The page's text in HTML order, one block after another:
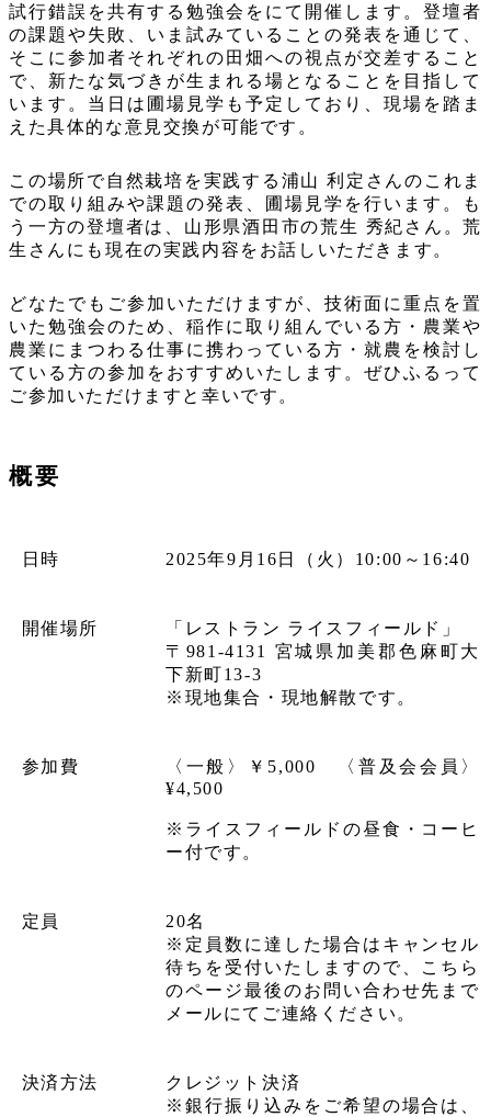
試行錯誤を共有する勉強会をにて開催します。登壇者
の課題や失敗、いま試みていることの発表を通じて、
そこに参加者それぞれの田畑への視点が交差すること
で、新たな気づきが生まれる場となることを目指して
います。当日は圃場見学も予定しており、現場を踏ま
えた具体的な意見交換が可能です。
この場所で自然栽培を実践する浦山 利定さんのこれま
での取り組みや課題の発表、圃場見学を行います。も
う一方の登壇者は、山形県酒田市の荒生 秀紀さん。荒
生さんにも現在の実践内容をお話しいただきます。
どなたでもご参加いただけますが、技術面に重点を置
いた勉強会のため、稲作に取り組んでいる方・農業や
農業にまつわる仕事に携わっている方・就農を検討し
ている方の参加をおすすめいたします。ぜひふるって
ご参加いただけますと幸いです。
概要
日時 2025年9月16日（火）10:00～16:40
開催場所
「レストラン ライスフィールド」
〒981-4131 宮城県加美郡色麻町大
下新町13-3
※現地集合・現地解散です。
参加費
〈一般〉￥5,000 〈普及会会員〉
¥4,500
※ライスフィールドの昼食・コーヒ
ー付です。
定員
20名
※定員数に達した場合はキャンセル
待ちを受付いたしますので、こちら
のページ最後のお問い合わせ先まで
メールにてご連絡ください。
決済方法
クレジット決済
※銀行振り込みをご希望の場合は、